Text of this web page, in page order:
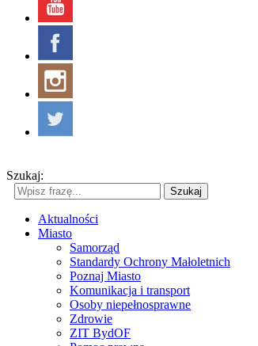
Szukaj:
Szukaj
Aktualności
Miasto
Samorząd
Standardy Ochrony Małoletnich
Poznaj Miasto
Komunikacja i transport
Osoby niepełnosprawne
Zdrowie
ZIT BydOF